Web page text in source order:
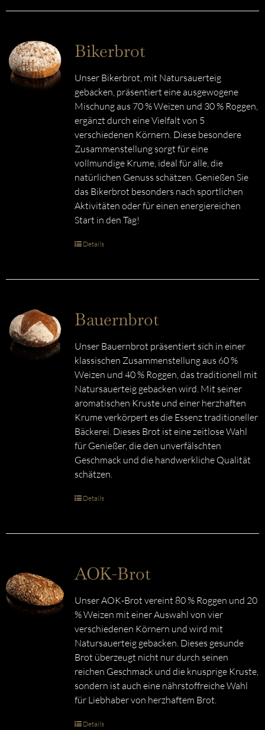
Bikerbrot
Unser Bikerbrot, mit Natursauerteig
gebacken, präsentiert eine ausgewogene
Mischung aus 70 % Weizen und 30 % Roggen,
ergänzt durch eine Vielfalt von 5
verschiedenen Körnern. Diese besondere
Zusammenstellung sorgt für eine
vollmundige Krume, ideal für alle, die
natürlichen Genuss schätzen. Genießen Sie
das Bikerbrot besonders nach sportlichen
Aktivitäten oder für einen energiereichen
Start in den Tag!
Details
Bauernbrot
Unser Bauernbrot präsentiert sich in einer
klassischen Zusammenstellung aus 60 %
Weizen und 40 % Roggen, das traditionell mit
Natursauerteig gebacken wird. Mit seiner
aromatischen Kruste und einer herzhaften
Krume verkörpert es die Essenz traditioneller
Bäckerei. Dieses Brot ist eine zeitlose Wahl
für Genießer, die den unverfälschten
Geschmack und die handwerkliche Qualität
schätzen.
Details
AOK-Brot
Unser AOK-Brot vereint 80 % Roggen und 20
% Weizen mit einer Auswahl von vier
verschiedenen Körnern und wird mit
Natursauerteig gebacken. Dieses gesunde
Brot überzeugt nicht nur durch seinen
reichen Geschmack und die knusprige Kruste,
sondern ist auch eine nährstoffreiche Wahl
für Liebhaber von herzhaftem Brot.
Details